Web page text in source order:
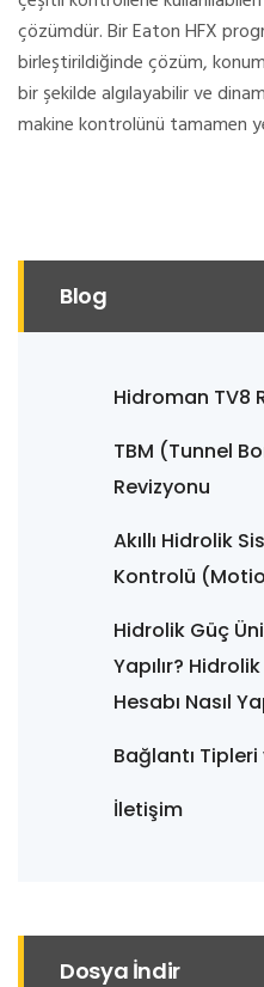
çözümdür. Bir Eaton HFX
birleştirildiğinde çözüm,
bir şekilde algılayabilir ve
makine kontrolünü tamamen
Blog
Hidroman TV8
TBM (Tunnel
Revizyonu
Akıllı Hidrolik
Kontrolü
Hidrolik Güç
Yapılır?
Hesabı Nasıl
Bağlantı
İletişim
Dosya İndir